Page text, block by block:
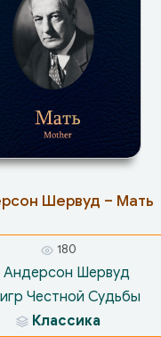
Шервуд – Мать
180
Андерсон Шервуд
Честной Судьбы
Классика